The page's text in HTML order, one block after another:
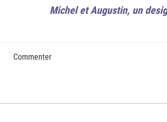
Michel et Augustin, un
Commenter